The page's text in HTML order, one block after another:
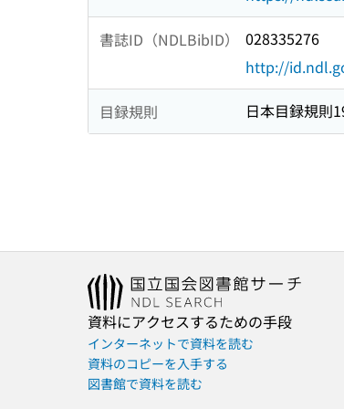
書誌ID（NDLBibID）
028335276
http://
目録規則 日本目録規則
資料にアクセスするための手段
インターネットで資料を読む
資料のコピーを入手する
図書館で資料を読む